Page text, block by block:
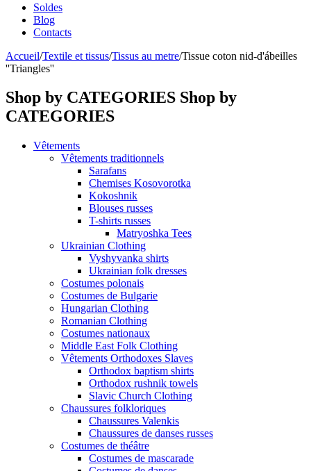
Soldes
Blog
Contacts
Accueil/Textile et tissus/Tissus au metre/Tissue coton nid-d'ábeilles
''Triangles''
Shop by CATEGORIES Shop by
CATEGORIES
Vêtements
Vêtements traditionnels
Sarafans
Chemises Kosovorotka
Kokoshnik
Blouses russes
T-shirts russes
Matryoshka Tees
Ukrainian Clothing
Vyshyvanka shirts
Ukrainian folk dresses
Costumes polonais
Costumes de Bulgarie
Hungarian Clothing
Romanian Clothing
Costumes nationaux
Middle East Folk Clothing
Vêtements Orthodoxes Slaves
Orthodox baptism shirts
Orthodox rushnik towels
Slavic Church Clothing
Chaussures folkloriques
Chaussures Valenkis
Chaussures de danses russes
Costumes de théâtre
Costumes de mascarade